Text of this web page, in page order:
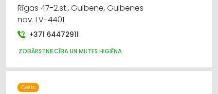
Rīgas 47-2.st., Gulbene, Gulbenes
nov. LV-4401
+371 64472911
ZOBĀRSTNIECĪBA UN MUTES HIGIĒNA
Cēsis